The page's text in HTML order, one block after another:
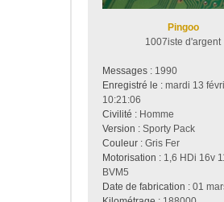
Pingoo
1007iste d'argent
Messages : 1990
Enregistré le : mardi 13
10:21:06
Civilité : Homme
Version : Sporty Pack
Couleur : Gris Fer
Motorisation : 1,6 HDi 16v
BVM5
Date de fabrication : 01